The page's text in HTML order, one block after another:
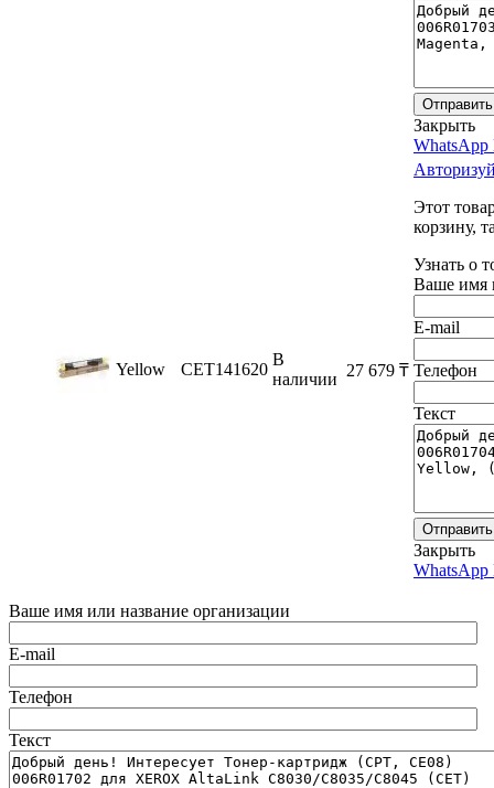
Отправить
Закрыть
WhatsApp
Yellow CET141620
В
наличии 27 679 ₸
Этот
корзину,
Узнать о
Ваше имя
E-mail
Телефон
Текст
Отправить
Закрыть
WhatsApp
Ваше имя или название организации
E-mail
Телефон
Текст